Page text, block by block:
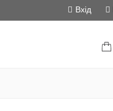
Вхід